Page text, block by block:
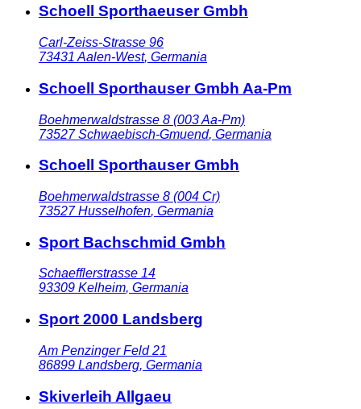
Schoell Sporthaeuser Gmbh
Carl-Zeiss-Strasse 96
73431 Aalen-West, Germania
Schoell Sporthauser Gmbh Aa-Pm
Boehmerwaldstrasse 8 (003 Aa-Pm)
73527 Schwaebisch-Gmuend, Germania
Schoell Sporthauser Gmbh
Boehmerwaldstrasse 8 (004 Cr)
73527 Husselhofen, Germania
Sport Bachschmid Gmbh
Schaefflerstrasse 14
93309 Kelheim, Germania
Sport 2000 Landsberg
Am Penzinger Feld 21
86899 Landsberg, Germania
Skiverleih Allgaeu